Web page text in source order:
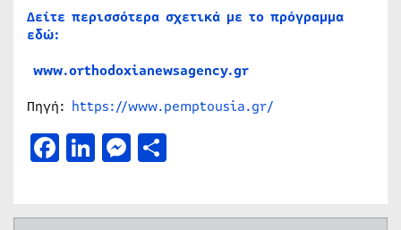
Δείτε περισσότερα σχετικά με το πρόγραμμα
εδώ:
www.orthodoxianewsagency.gr
Πηγή: https://www.pemptousia.gr/
Facebook
LinkedIn
Messenger